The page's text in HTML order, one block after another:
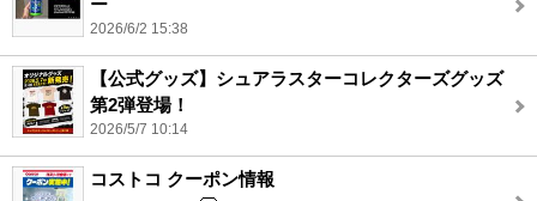
ー
2026/6/2 15:38
【公式グッズ】シュアラスターコレクターズグッズ
第2弾登場！
2026/5/7 10:14
コストコ クーポン情報